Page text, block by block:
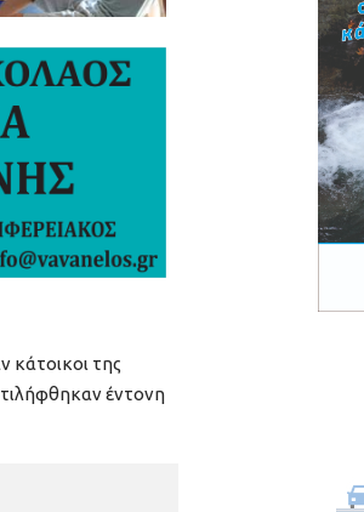
της
έντονη